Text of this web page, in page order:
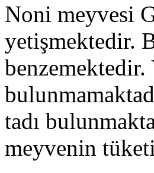
Noni meyvesi
yetişmektedir.
benzemektedir.
tadı
meyvenin